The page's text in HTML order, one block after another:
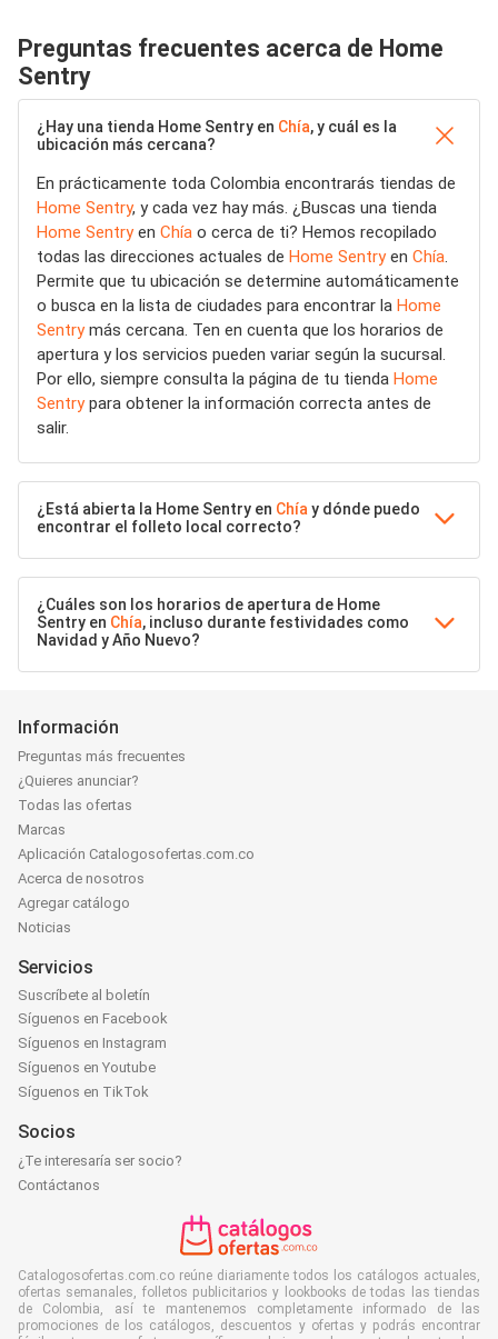
Preguntas frecuentes acerca de Home
Sentry
¿Hay una tienda Home Sentry en Chía, y cuál es la
ubicación más cercana?
En prácticamente toda Colombia encontrarás tiendas de
Home Sentry, y cada vez hay más. ¿Buscas una tienda
Home Sentryen Chía o cerca de ti? Hemos recopilado
todas las direcciones actuales de Home Sentryen Chía.
Permite que tu ubicación se determine automáticamente
o busca en la lista de ciudades para encontrar la Home
Sentrymás cercana. Ten en cuenta que los horarios de
apertura y los servicios pueden variar según la sucursal.
Por ello, siempre consulta la página de tu tienda Home
Sentrypara obtener la información correcta antes de
salir.
¿Está abierta la Home Sentry en Chía y dónde puedo
encontrar el folleto local correcto?
¿Cuáles son los horarios de apertura de Home
Sentry en Chía, incluso durante festividades como
Navidad y Año Nuevo?
Información
Preguntas más frecuentes
¿Quieres anunciar?
Todas las ofertas
Marcas
Aplicación Catalogosofertas.com.co
Acerca de nosotros
Agregar catálogo
Noticias
Servicios
Suscríbete al boletín
Síguenos en Facebook
Síguenos en Instagram
Síguenos en Youtube
Síguenos en TikTok
Socios
¿Te interesaría ser socio?
Contáctanos
Catalogosofertas.com.co reúne diariamente todos los catálogos actuales,
ofertas semanales, folletos publicitarios y lookbooks de todas las tiendas
de Colombia, así te mantenemos completamente informado de las
promociones de los catálogos, descuentos y ofertas y podrás encontrar